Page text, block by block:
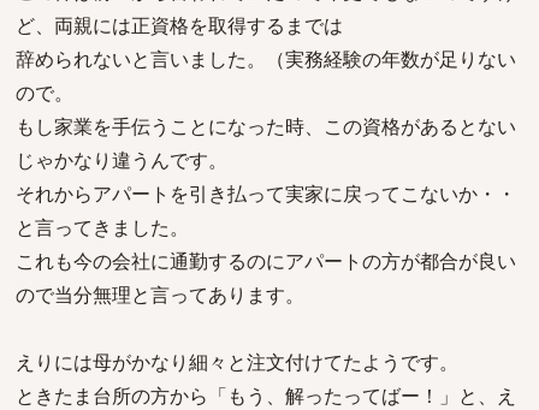
ど、両親には正資格を取得するまでは
辞められないと言いました。（実務経験の年数が足りない
ので。
もし家業を手伝うことになった時、この資格があるとない
じゃかなり違うんです。
それからアパートを引き払って実家に戻ってこないか・・
と言ってきました。
これも今の会社に通勤するのにアパートの方が都合が良い
ので当分無理と言ってあります。
えりには母がかなり細々と注文付けてたようです。
ときたま台所の方から「もう、解ったってばー！」と、え